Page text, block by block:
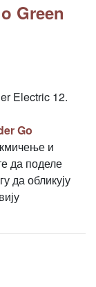
Green
Electric 12.
Go
и
да поделе
да обликују